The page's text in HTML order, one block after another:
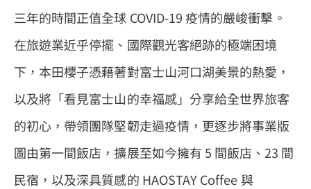
三年的時間正值全球 COVID-19 疫情的嚴峻衝擊。
在旅遊業近乎停擺、國際觀光客絕跡的極端困境
下，本田櫻子憑藉著對富士山河口湖美景的熱愛，
以及將「看見富士山的幸福感」分享給全世界旅客
的初心，帶領團隊堅韌走過疫情，更逐步將事業版
圖由第一間飯店，擴展至如今擁有 5 間飯店、23 間
民宿，以及深具質感的 HAOSTAY Coffee 與